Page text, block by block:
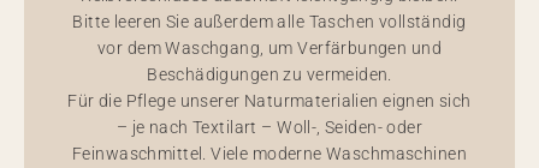
Bitte leeren Sie außerdem alle Taschen vollständig
vor dem Waschgang, um Verfärbungen und
Beschädigungen zu vermeiden.
Für die Pflege unserer Naturmaterialien eignen sich
– je nach Textilart – Woll-, Seiden- oder
Feinwaschmittel. Viele moderne Waschmaschinen